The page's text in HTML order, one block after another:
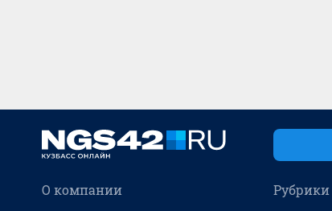
О компании Рубрики